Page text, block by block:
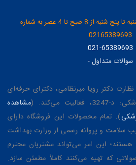
تماس تلفنی در روزهای شنبه تا پنج شنبه از 8 صبح تا 4 عصر به شماره
02165389693
021-65389693
سوالات متداول-
نظارت دکتر رویا میرنظامی، دکترای حرفه‌ای
می‌کند. (
مشاهده
). تمام محصولات این فروشگاه دارای
سلامت و پروانه رسمی از وزارت بهداشت
هستند؛ این امر می‌تواند مشتریان محترم
که تهیه می‌کنند کاملاً مطمئن سازد.